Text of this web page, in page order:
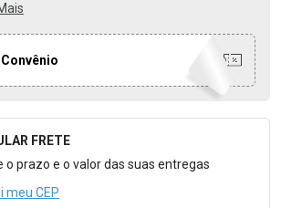
Calcular o Frete
FRETE
o prazo e o valor das suas entregas
meu CEP